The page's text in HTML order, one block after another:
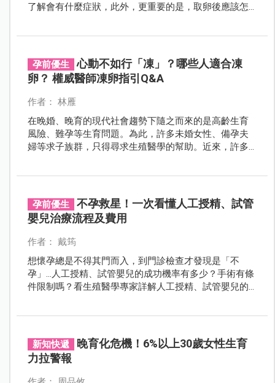
了解會有什麼症狀，此外，更重要的是，取卵後應該怎
孕前優生
心動不如行「凍」？哪些人適合凍
卵？ 權威醫師凍卵指引Q&A
作者： 林雁
在晚婚、晚育的現代社會趨勢下隨之而來的是高齡生育
風險、難孕等生育問題。為此，許多未婚女性、備孕夫
婦等求子族群，只得尋求生殖醫學的幫助。近來，許多
孕前優生
不孕救星！一次看懂人工授精、試管
嬰兒治療流程及費用
作者： 戴筠
想懷孕總是不得其門而入，到門診檢查才發現是「不
孕」...人工授精、試管嬰兒的成功機率有多少？手術有條
件限制嗎？看生殖醫學專家詳解人工授精、試管嬰兒的
新知快遞
晚育化危機！6%以上30歲女性生育
力拉警報